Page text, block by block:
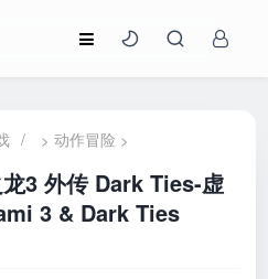
/ >动作冒险 >
3 外传 Dark Ties-虚
3 & Dark Ties